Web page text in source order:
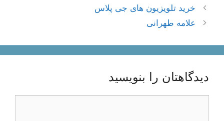
ناوبری
نوشته‌ها
خرید تلویزیون های جی پلاس
علامه طهرانی
دیدگاهتان را بنویسید